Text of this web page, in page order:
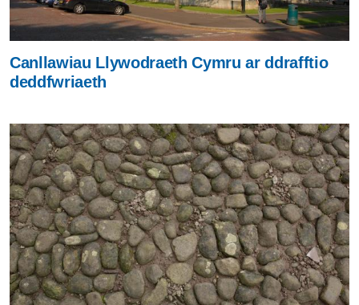
Canllawiau Llywodraeth Cymru ar ddrafftio
deddfwriaeth